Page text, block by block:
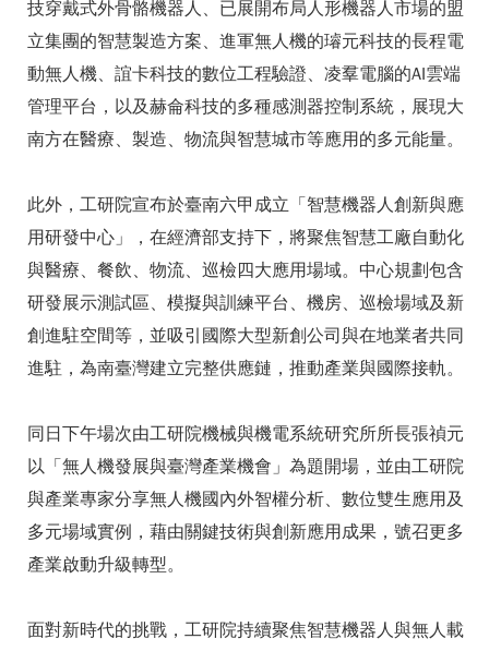
技穿戴式外骨骼機器人、已展開布局人形機器人市場的盟
立集團的智慧製造方案、進軍無人機的璿元科技的長程電
動無人機、誼卡科技的數位工程驗證、凌羣電腦的AI雲端
管理平台，以及赫侖科技的多種感測器控制系統，展現大
南方在醫療、製造、物流與智慧城市等應用的多元能量。
此外，工研院宣布於臺南六甲成立「智慧機器人創新與應
用研發中心」，在經濟部支持下，將聚焦智慧工廠自動化
與醫療、餐飲、物流、巡檢四大應用場域。中心規劃包含
研發展示測試區、模擬與訓練平台、機房、巡檢場域及新
創進駐空間等，並吸引國際大型新創公司與在地業者共同
進駐，為南臺灣建立完整供應鏈，推動產業與國際接軌。
同日下午場次由工研院機械與機電系統研究所所長張禎元
以「無人機發展與臺灣產業機會」為題開場，並由工研院
與產業專家分享無人機國內外智權分析、數位雙生應用及
多元場域實例，藉由關鍵技術與創新應用成果，號召更多
產業啟動升級轉型。
面對新時代的挑戰，工研院持續聚焦智慧機器人與無人載